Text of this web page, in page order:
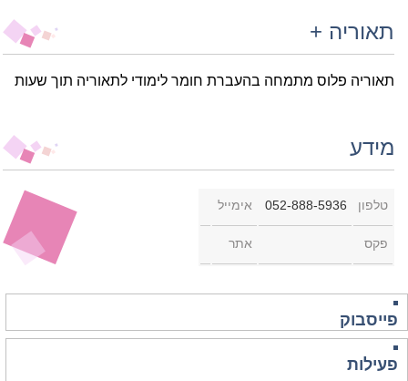
תאוריה +
תאוריה פלוס מתמחה בהעברת חומר לימודי לתאוריה תוך שעות
מידע
טלפון 052-888-5936 אימייל
פקס אתר
פייסבוק
פעילות